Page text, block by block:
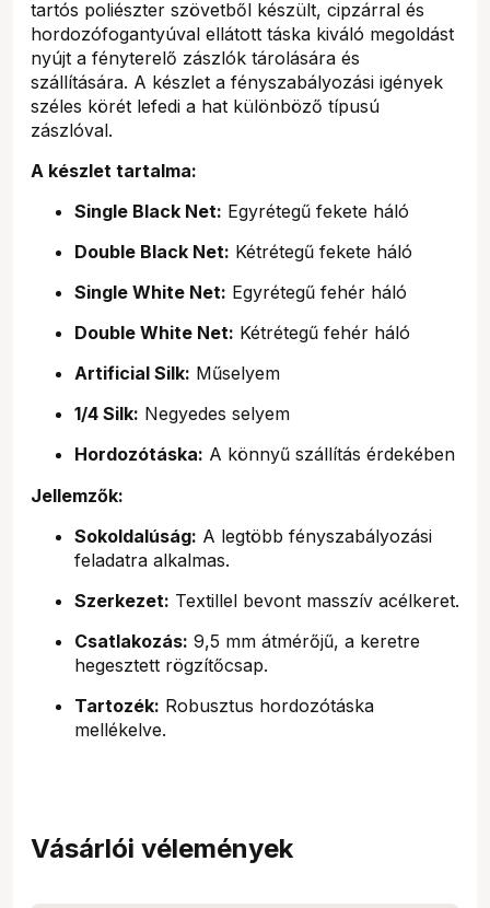
tartós poliészter szövetből készült, cipzárral és
hordozófogantyúval ellátott táska kiváló megoldást
nyújt a fényterelő zászlók tárolására és
szállítására. A készlet a fényszabályozási igények
széles körét lefedi a hat különböző típusú
zászlóval.
A készlet tartalma:
Single Black Net: Egyrétegű fekete háló
Double Black Net: Kétrétegű fekete háló
Single White Net: Egyrétegű fehér háló
Double White Net: Kétrétegű fehér háló
Artificial Silk: Műselyem
1/4 Silk: Negyedes selyem
Hordozótáska: A könnyű szállítás érdekében
Jellemzők:
Sokoldalúság: A legtöbb fényszabályozási
feladatra alkalmas.
Szerkezet: Textillel bevont masszív acélkeret.
Csatlakozás: 9,5 mm átmérőjű, a keretre
hegesztett rögzítőcsap.
Tartozék: Robusztus hordozótáska
mellékelve.
Vásárlói vélemények